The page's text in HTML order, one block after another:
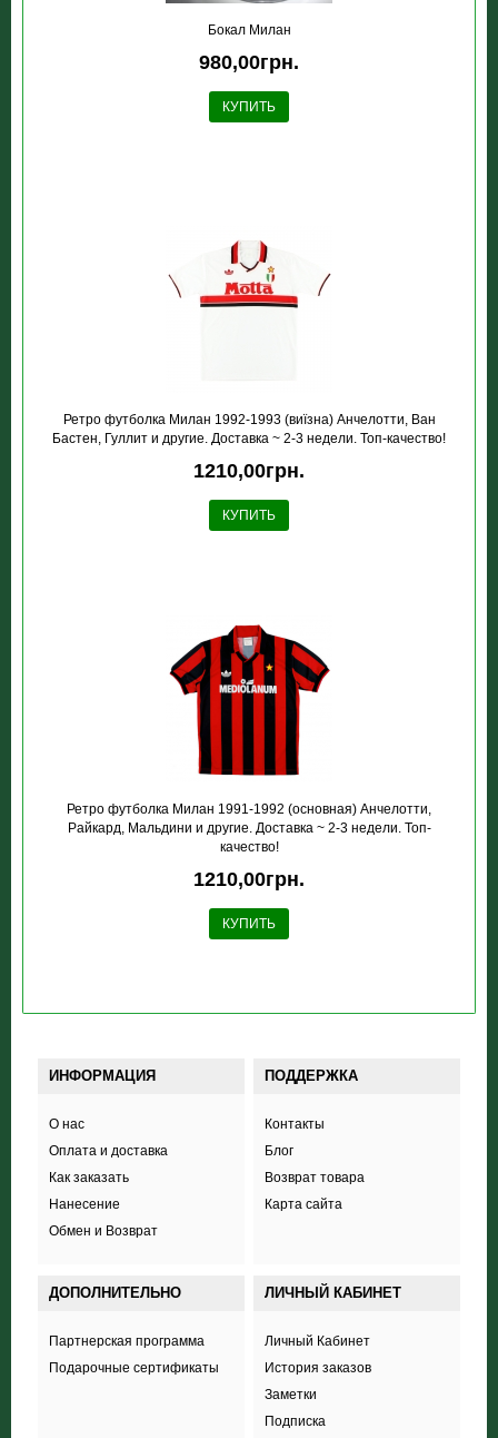
Бокал Милан
980,00грн.
КУПИТЬ
Ретро футболка Милан 1992-1993 (виїзна) Анчелотти, Ван
Бастен, Гуллит и другие. Доставка ~ 2-3 недели. Топ-качество!
1210,00грн.
КУПИТЬ
Ретро футболка Милан 1991-1992 (основная) Анчелотти,
Райкард, Мальдини и другие. Доставка ~ 2-3 недели. Топ-
качество!
1210,00грн.
КУПИТЬ
ИНФОРМАЦИЯ
О нас
Оплата и доставка
Как заказать
Нанесение
Обмен и Возврат
ПОДДЕРЖКА
Контакты
Блог
Возврат товара
Карта сайта
ДОПОЛНИТЕЛЬНО
Партнерская программа
Подарочные сертификаты
ЛИЧНЫЙ КАБИНЕТ
Личный Кабинет
История заказов
Заметки
Подписка